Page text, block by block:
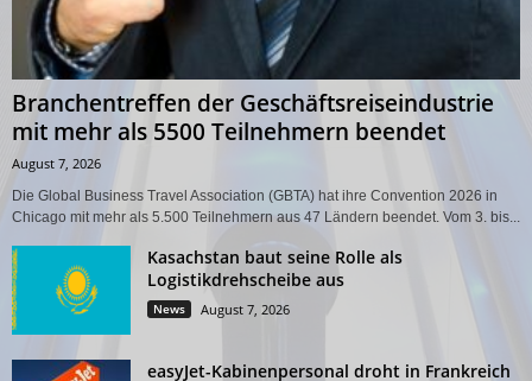
Branchentreffen der Geschäftsreiseindustrie
mit mehr als 5500 Teilnehmern beendet
August 7, 2026
Die Global Business Travel Association (GBTA) hat ihre Convention 2026 in
Chicago mit mehr als 5.500 Teilnehmern aus 47 Ländern beendet. Vom 3. bis...
Kasachstan baut seine Rolle als
Logistikdrehscheibe aus
News August 7, 2026
easyJet-Kabinenpersonal droht in Frankreich